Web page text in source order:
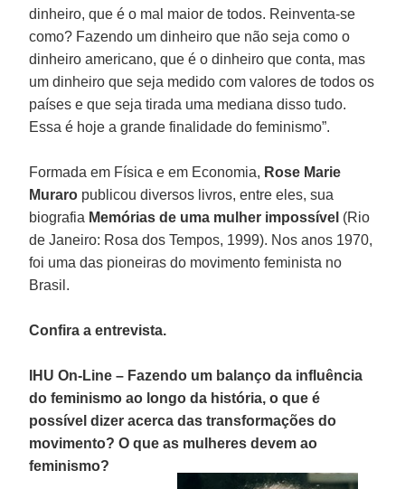
dinheiro, que é o mal maior de todos. Reinventa-se
como? Fazendo um dinheiro que não seja como o
dinheiro americano, que é o dinheiro que conta, mas
um dinheiro que seja medido com valores de todos os
países e que seja tirada uma mediana disso tudo.
Essa é hoje a grande finalidade do feminismo”.
Formada em Física e em Economia, Rose Marie
Muraro publicou diversos livros, entre eles, sua
biografia Memórias de uma mulher impossível (Rio
de Janeiro: Rosa dos Tempos, 1999). Nos anos 1970,
foi uma das pioneiras do movimento feminista no
Brasil.
Confira a entrevista.
IHU On-Line – Fazendo um balanço da influência
do feminismo ao longo da história, o que é
possível dizer acerca das transformações do
movimento? O que as mulheres devem ao
feminismo?